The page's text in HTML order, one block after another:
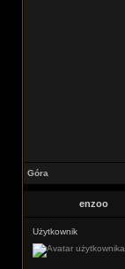
Góra
enzoo
Użytkownik